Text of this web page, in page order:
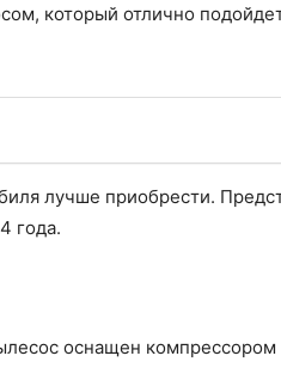
который отлично
лучше приобрести.
года.
оснащен компрессором